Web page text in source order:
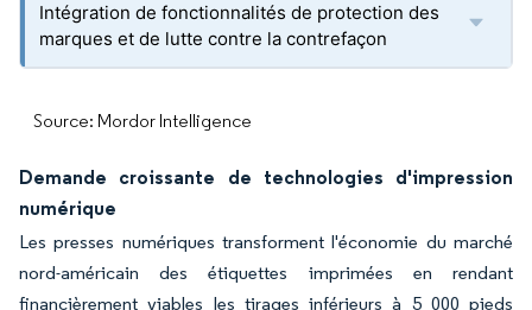
Intégration de fonctionnalités de protection des
marques et de lutte contre la contrefaçon
Source: Mordor Intelligence
Demande croissante de technologies d'impression
numérique
Les presses numériques transforment l'économie du marché
nord-américain des étiquettes imprimées en rendant
financièrement viables les tirages inférieurs à 5 000 pieds